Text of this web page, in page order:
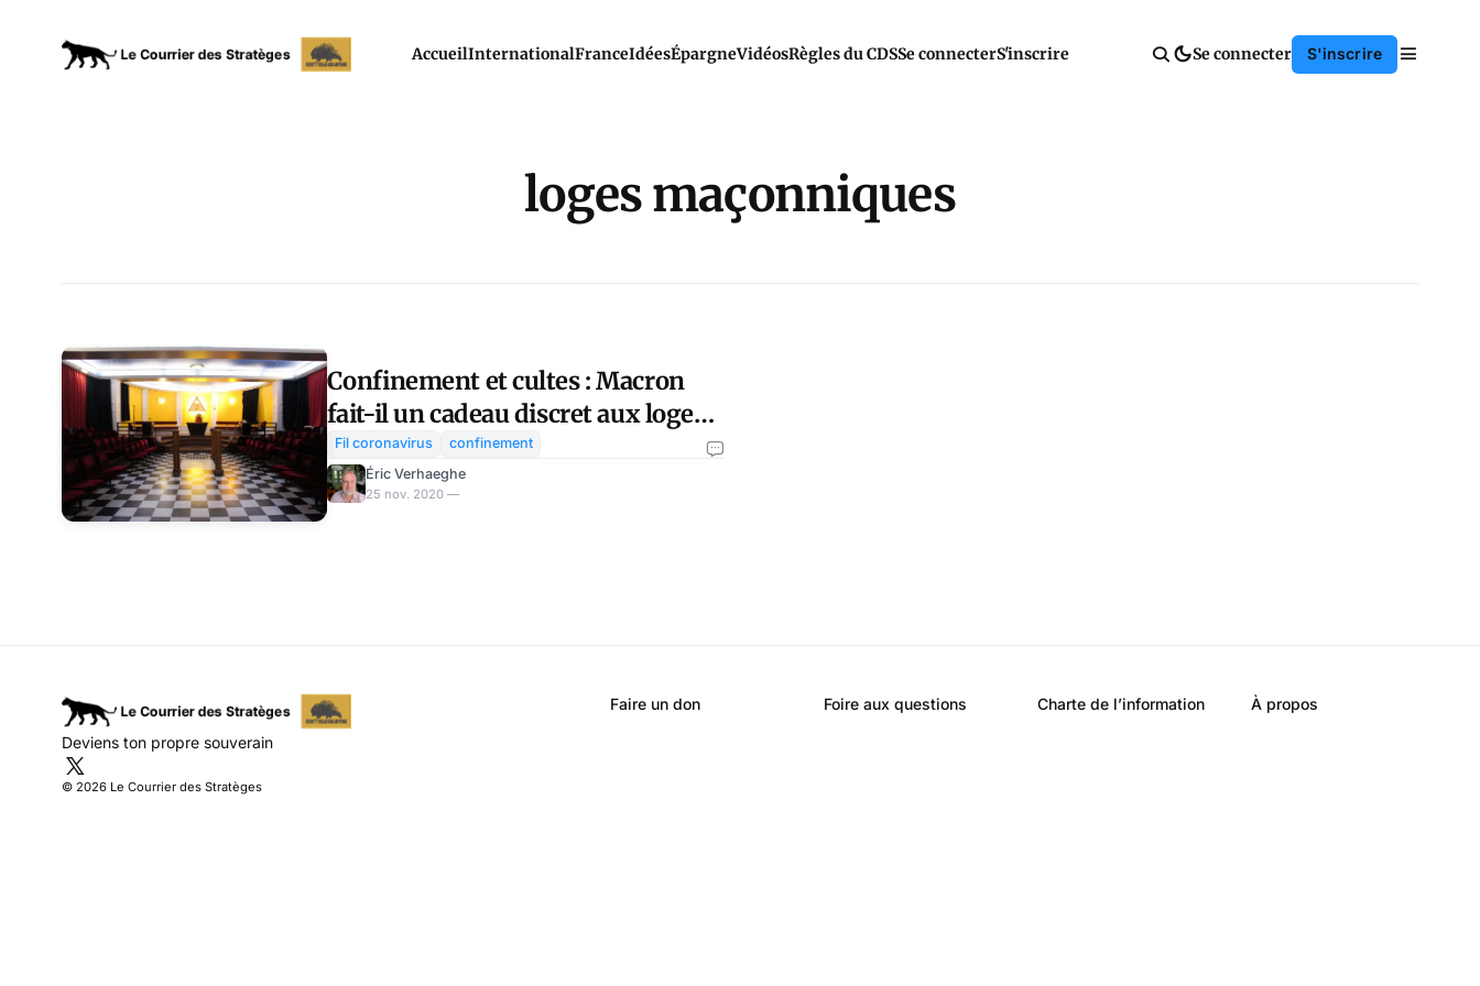
AccueilInternationalFranceIdéesÉpargneVidéosRègles du CDSSe connecterS'inscrire Se connecter S'inscrire
loges maçonniques
Confinement et cultes : Macron
fait-il un cadeau discret aux loges
maçonniques ?
Fil coronavirus
confinement
Éric Verhaeghe
25 nov. 2020 —
Deviens ton propre souverain
© 2026 Le Courrier des Stratèges
Faire un don Foire aux questions Charte de l’information À propos